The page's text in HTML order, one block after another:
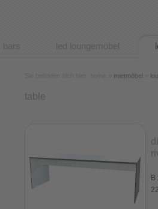
bars led loungemöbel
mietmöbel
table
B